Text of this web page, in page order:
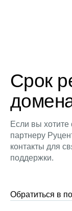
Срок
Если вы хотите
партнеру
контакты для
поддержки.
Обратиться в